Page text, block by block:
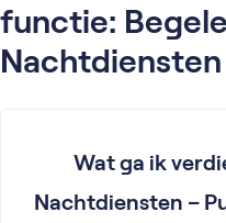
functie:
Wat ga ik
Nachtdiensten –